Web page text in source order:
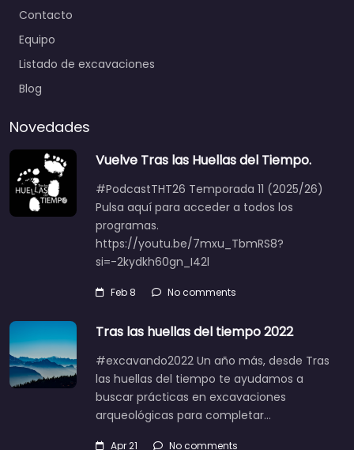
Contacto
Equipo
Listado de excavaciones
Blog
Novedades
Vuelve Tras las Huellas del Tiempo.
#PodcastTHT26 Temporada 11 (2025/26)
Pulsa aquí para acceder a todos los
programas.
https://youtu.be/7mxu_TbmRS8?
si=-2kydkh60gn_I42l
Feb 8 No comments
Tras las huellas del tiempo 2022
#excavando2022 Un año más, desde Tras
las huellas del tiempo te ayudamos a
buscar prácticas en excavaciones
arqueológicas para completar…
Apr 21 No comments